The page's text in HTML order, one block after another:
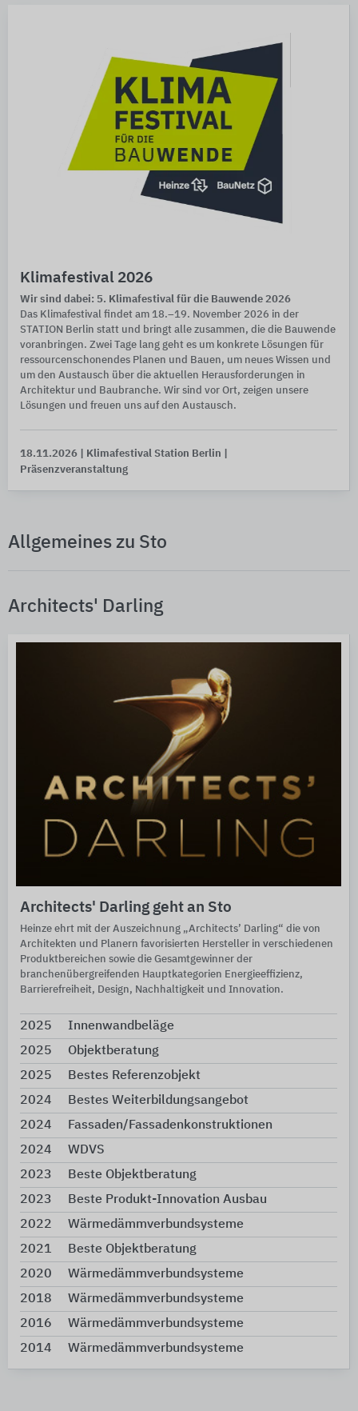
Klimafestival 2026
Wir sind dabei: 5. Klimafestival für die Bauwende 2026
Das Klimafestival findet am 18.–19. November 2026 in der
STATION Berlin statt und bringt alle zusammen, die die Bauwende
voranbringen. Zwei Tage lang geht es um konkrete Lösungen für
ressourcenschonendes Planen und Bauen, um neues Wissen und
um den Austausch über die aktuellen Herausforderungen in
Architektur und Baubranche. Wir sind vor Ort, zeigen unsere
Lösungen und freuen uns auf den Austausch.
18.11.2026 | Klimafestival Station Berlin
Präsenzveranstaltung
Allgemeines zu Sto
Architects' Darling
Architects' Darling geht an Sto
Heinze ehrt mit der Auszeichnung „Architects’ Darling“ die von
Architekten und Planern favorisierten Hersteller in verschiedenen
Produktbereichen sowie die Gesamtgewinner der
branchenübergreifenden Hauptkategorien Energieeffizienz,
Barrierefreiheit, Design, Nachhaltigkeit und Innovation.
2025
Innenwandbeläge
2025
Objektberatung
2025
Bestes Referenzobjekt
2024
Bestes Weiterbildungsangebot
2024
Fassaden/Fassadenkonstruktionen
2024
WDVS
2023
Beste Objektberatung
2023
Beste Produkt-Innovation Ausbau
2022
Wärmedämmverbundsysteme
2021
Beste Objektberatung
2020
Wärmedämmverbundsysteme
2018
Wärmedämmverbundsysteme
2016
Wärmedämmverbundsysteme
2014
Wärmedämmverbundsysteme